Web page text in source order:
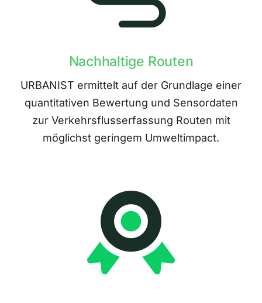
Nachhaltige Routen
URBANIST ermittelt auf der Grundlage einer
quantitativen Bewertung und Sensordaten
zur Verkehrsflusserfassung Routen mit
möglichst geringem Umweltimpact.